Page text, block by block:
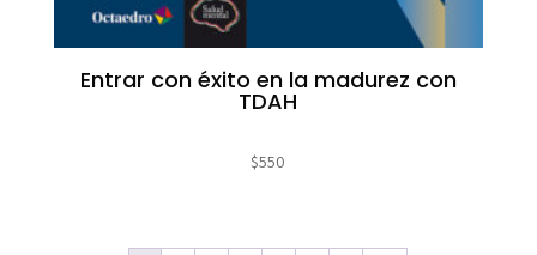
Entrar con éxito en la madurez con
TDAH
$550